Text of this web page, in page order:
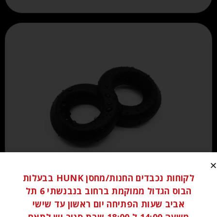
₪80.00
לקוחות נכבדים החנות/מחסן HUNK בבעלות
הבוס הגדול ממוקמת ברחוב בנבנשתי 6 תל
אביב שעות הפתיחה יום ראשון עד שישי